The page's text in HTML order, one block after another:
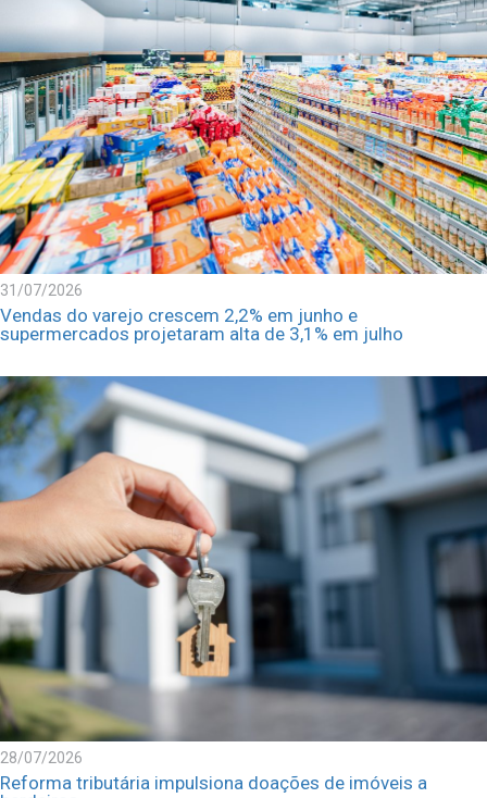
31/07/2026
Vendas do varejo crescem 2,2% em junho e
supermercados projetaram alta de 3,1% em julho
28/07/2026
Reforma tributária impulsiona doações de imóveis a